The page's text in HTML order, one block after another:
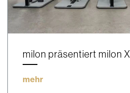
milon präsentiert milon X
mehr